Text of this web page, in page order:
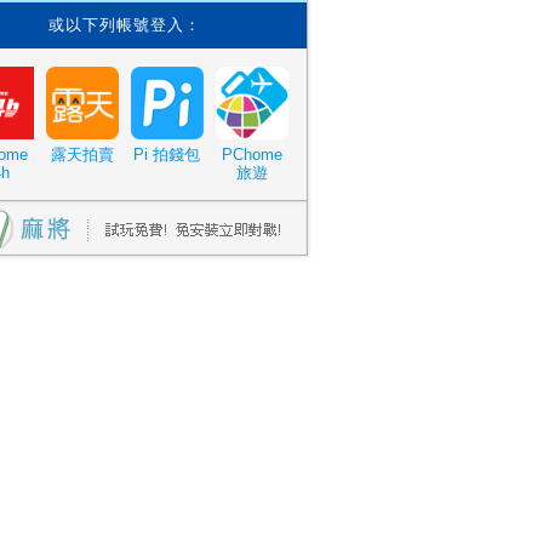
或以下列帳號登入：
露天拍賣 Pi 拍錢包
PChome
旅遊